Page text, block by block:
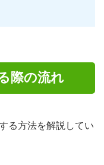
際の流れ
る方法を解説してい